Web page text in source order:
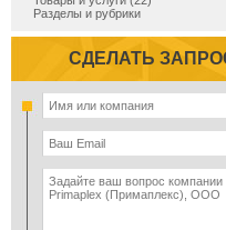
Разделы и рубрики
СДЕЛАТЬ